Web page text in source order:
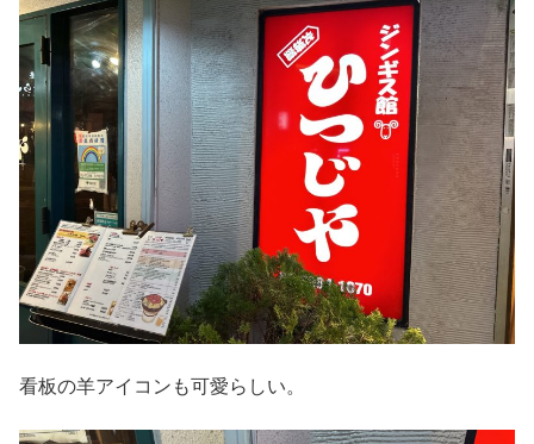
看板の羊アイコンも可愛らしい。